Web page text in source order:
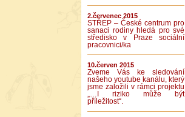
2.červenec 2015
STŘEP – České centrum pro
sanaci rodiny hledá pro své
středisko v Praze sociální
pracovnici/ka
10.červen 2015
Zveme Vás ke sledování
našeho youtube kanálu, který
jsme založili v rámci projektu
„…I riziko může být
příležitost“.